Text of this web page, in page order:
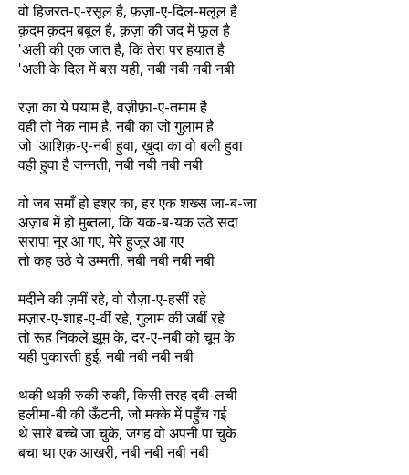
वो हिजरत-ए-रसूल है, फ़ज़ा-ए-दिल-मलूल है
क़दम क़दम बबूल है, क़ज़ा की जद में फूल है
'अली की एक जात है, कि तेरा पर हयात है
'अली के दिल में बस यही, नबी नबी नबी नबी
रज़ा का ये पयाम है, वज़ीफ़ा-ए-तमाम है
वही तो नेक नाम है, नबी का जो गुलाम है
जो 'आशिक़-ए-नबी हुवा, ख़ुदा का वो बली हुवा
वही हुवा है जन्नती, नबी नबी नबी नबी
वो जब समाँ हो हश्र का, हर एक शख्स जा-ब-जा
अज़ाब में हो मुब्तला, कि यक-ब-यक उठे सदा
सरापा नूर आ गए, मेरे हुजूर आ गए
तो कह उठे ये उम्मती, नबी नबी नबी नबी
मदीने की ज़मीं रहे, वो रौज़ा-ए-हसीं रहे
मज़ार-ए-शाह-ए-वीं रहे, गुलाम की जबीं रहे
तो रूह निकले झूम के, दर-ए-नबी को चूम के
यही पुकारती हुई, नबी नबी नबी नबी
थकी थकी रुकी रुकी, किसी तरह दबी-लची
हलीमा-बी की ऊँटनी, जो मक्के में पहुँच गई
थे सारे बच्चे जा चुके, जगह वो अपनी पा चुके
बचा था एक आखरी, नबी नबी नबी नबी